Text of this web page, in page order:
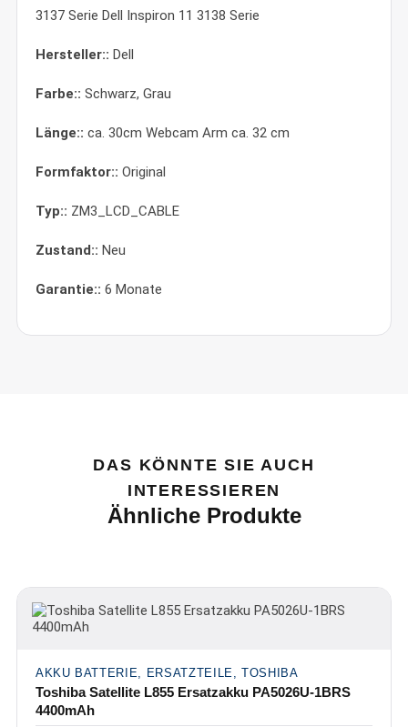
3137 Serie Dell Inspiron 11 3138 Serie
Hersteller:: Dell
Farbe:: Schwarz, Grau
Länge:: ca. 30cm Webcam Arm ca. 32 cm
Formfaktor:: Original
Typ:: ZM3_LCD_CABLE
Zustand:: Neu
Garantie:: 6 Monate
DAS KÖNNTE SIE AUCH
INTERESSIEREN
Ähnliche Produkte
AKKU BATTERIE, ERSATZTEILE, TOSHIBA
Toshiba Satellite L855 Ersatzakku PA5026U-1BRS
4400mAh